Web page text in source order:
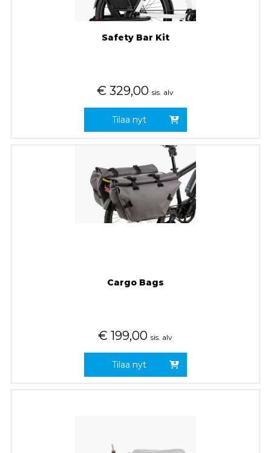
Safety Bar Kit
€ 329,00 sis. alv
Tilaa nyt
Cargo Bags
€ 199,00 sis. alv
Tilaa nyt